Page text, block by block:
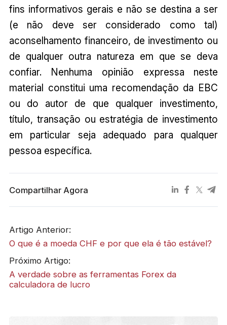
fins informativos gerais e não se destina a ser
(e não deve ser considerado como tal)
aconselhamento financeiro, de investimento ou
de qualquer outra natureza em que se deva
confiar. Nenhuma opinião expressa neste
material constitui uma recomendação da EBC
ou do autor de que qualquer investimento,
título, transação ou estratégia de investimento
em particular seja adequado para qualquer
pessoa específica.
Compartilhar Agora
Artigo Anterior:
O que é a moeda CHF e por que ela é tão estável?
Próximo Artigo:
A verdade sobre as ferramentas Forex da
calculadora de lucro